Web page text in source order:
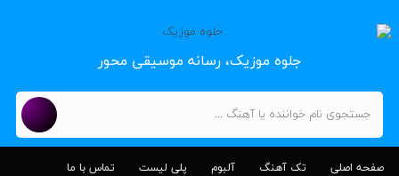
جلوه موزیک، رسانه موسیقی محور
صفحه اصلی تک آهنگ آلبوم پلی لیست تماس با ما